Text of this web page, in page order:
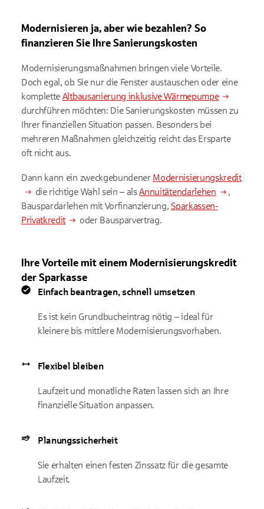
Modernisieren ja, aber wie bezahlen? So
finanzieren Sie Ihre Sanierungskosten
Modernisierungsmaßnahmen bringen viele Vorteile.
Doch egal, ob Sie nur die Fenster austauschen oder eine
komplette Altbausanierung inklusive Wärmepumpe
durchführen möchten: Die Sanierungskosten müssen zu
Ihrer finanziellen Situation passen. Besonders bei
mehreren Maßnahmen gleichzeitig reicht das Ersparte
oft nicht aus.
Dann kann ein zweckgebundener Modernisierungskredit
die richtige Wahl sein – alsAnnuitätendarlehen
,
Bauspardarlehen mit Vorfinanzierung,Sparkassen-
Privatkredit
oder Bausparvertrag.
Ihre Vorteile mit einem Modernisierungskredit
der Sparkasse
Einfach beantragen, schnell umsetzen
Es ist kein Grundbucheintrag nötig – ideal für
kleinere bis mittlere Modernisierungsvorhaben.
Flexibel bleiben
Laufzeit und monatliche Raten lassen sich an Ihre
finanzielle Situation anpassen.
Planungssicherheit
Sie erhalten einen festen Zinssatz für die gesamte
Laufzeit.